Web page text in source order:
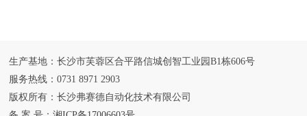
生产基地：长沙市芙蓉区合平路信城创智工业园B1栋606号
服务热线：0731 8971 2903
版权所有：长沙弗赛德自动化技术有限公司